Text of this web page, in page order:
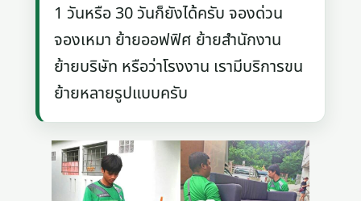
1 วันหรือ 30 วันก็ยังได้ครับ จองด่วน
จองเหมา ย้ายออฟฟิศ ย้ายสำนักงาน
ย้ายบริษัท หรือว่าโรงงาน เรามีบริการขน
ย้ายหลายรูปแบบครับ